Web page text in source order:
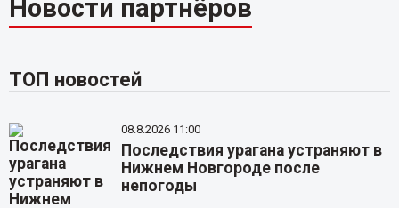
Новости партнёров
ТОП новостей
08.8.2026 11:00
Последствия урагана устраняют в
Нижнем Новгороде после
непогоды